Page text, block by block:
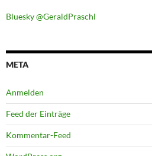
Bluesky @GeraldPraschl
META
Anmelden
Feed der Einträge
Kommentar-Feed